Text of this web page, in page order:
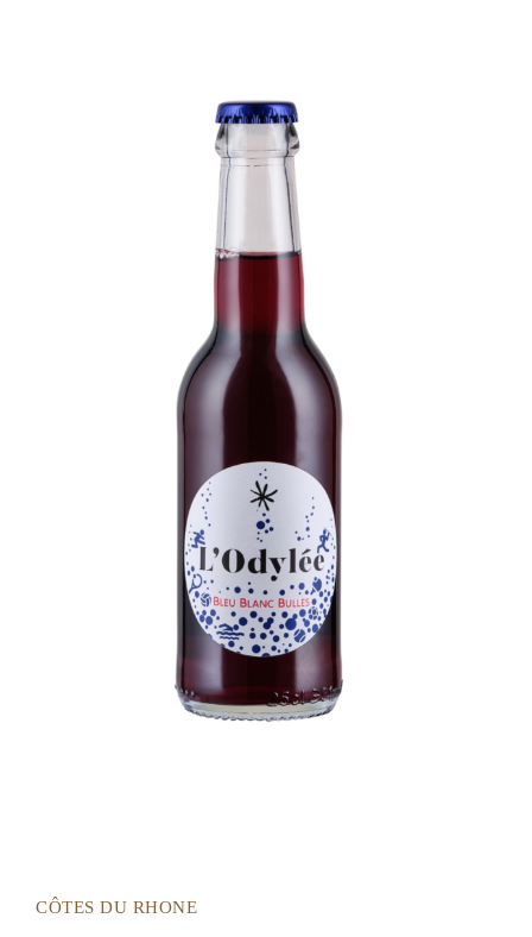
CÔTES DU RHONE